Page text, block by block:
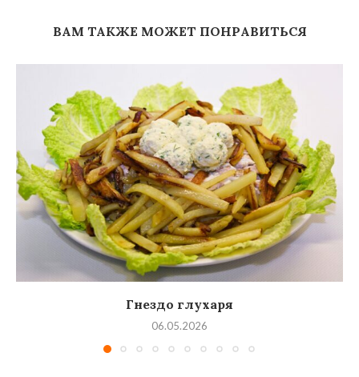
ВАМ ТАКЖЕ МОЖЕТ ПОНРАВИТЬСЯ
Гнездо глухаря
06.05.2026